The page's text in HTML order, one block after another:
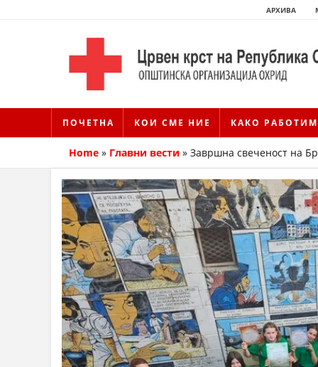
АРХИВА
ПОЧЕТНА КОИ СМЕ НИЕ КАКО
Home » Главни вести » Завршна свеченост на